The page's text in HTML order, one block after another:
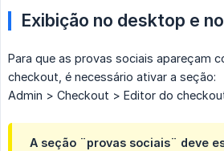
Exibição no desktop e
Para que as provas sociais apareçam
checkout, é necessário ativar a seção:
Admin > Checkout > Editor do
A seção ¨provas sociais¨ deve